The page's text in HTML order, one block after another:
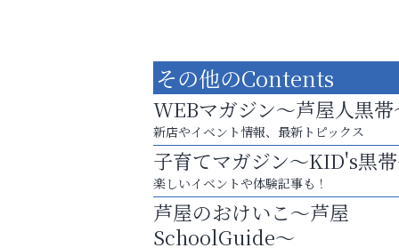
運動不足「動かない」を解消しませんか？
トレファク出張買取
その他のContents
WEBマガジン～芦屋人黒帯
新店やイベント情報、最新トピックス
子育てマガジン～KID's黒
楽しいイベントや体験記事も！
芦屋のおけいこ～芦屋
SchoolGuide～